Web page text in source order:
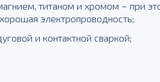
титаном и хромом – при
электропроводность;
и контактной сваркой;